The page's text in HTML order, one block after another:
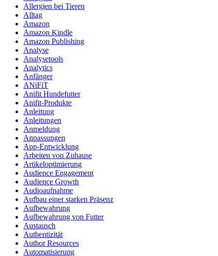
Allergien bei Tieren
Alltag
Amazon
Amazon Kindle
Amazon Publishing
Analyse
Analysetools
Analytics
Anfänger
ANiFiT
Anifit Hundefutter
Anifit-Produkte
Anleitung
Anleitungen
Anmeldung
Anpassungen
App-Entwicklung
Arbeiten von Zuhause
Artikeloptimierung
Audience Engagement
Audience Growth
Audioaufnahme
Aufbau einer starken Präsenz
Aufbewahrung
Aufbewahrung von Futter
Austausch
Authentizität
Author Resources
Automatisierung